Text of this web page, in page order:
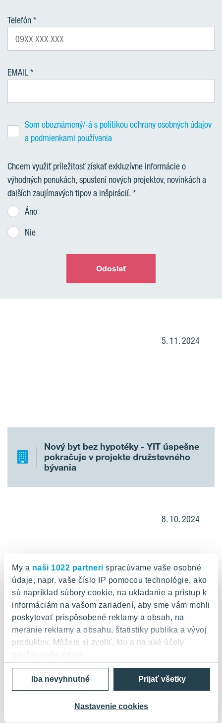
My a naši 1022 partneri spracúvame vaše osobné
údaje, napr. vaše číslo IP pomocou technológie, ako
sú napríklad súbory cookie, na ukladanie a prístup k
informáciám na vašom zariadení, aby sme vám mohli
poskytovať prispôsobené reklamy a obsah, na
meranie reklamy a obsahu, štatistiky publika a vývoj
produktov. Môžete si zvoliť, kto a na aké účely
Ak to povolíte, chceli by sme tiež:
polohe s presnosťou na niekoľko metrov
Prijať všetky
Nastavenie cookies
Iba nevyhnutné
Telefón
EMAIL
Som oboznámený/-á s politikou ochrany osobných údajov
a podmienkami používania
Chcem využiť príležitosť získať exkluzívne informácie o
výhodných ponukách, spustení nových projektov, novinkách a
ďalších zaujímavých tipov a inšpirácií.
Áno
Nie
Odoslať
5. 11. 2024
Nový byt bez hypotéky - YIT úspešne
pokračuje v projekte družstevného
bývania
8. 10. 2024
Nová služba: fínsky developer YIT
aktívne pomáha firmám získať
financie na kúpu priestorov v novej
budove ZWIRN OFFICE